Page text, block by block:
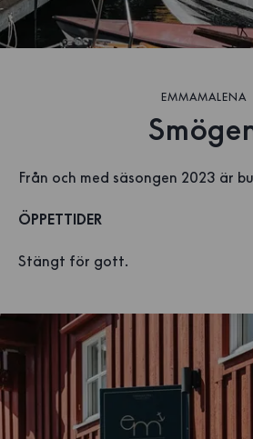
EMMAMALENA
Från och med säsongen 2023 är
ÖPPETTIDER
Stängt för gott.